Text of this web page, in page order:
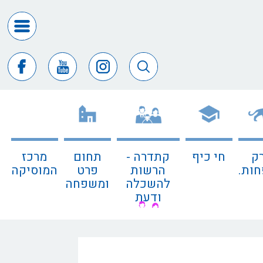
חופש
המידע
העיר
דבר
המנכ"ל
חי כיף קתדרה -
הרשות
להשכלה
ודעת
תחום
פרט
ומשפחה
מרכז
המוסיקה